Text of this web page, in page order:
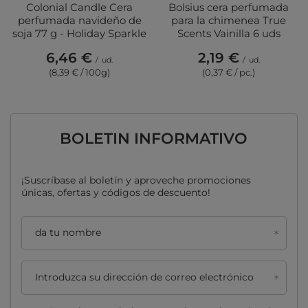
Colonial Candle Cera
perfumada navideño de
soja 77 g - Holiday Sparkle
6,46 € / ud.
(8,39 € / 100g)
Bolsius cera perfumada
para la chimenea True
Scents Vainilla 6 uds
2,19 € / ud.
(0,37 € / pc.)
BOLETIN INFORMATIVO
¡Suscríbase al boletín y aproveche promociones
únicas, ofertas y códigos de descuento!
da tu nombre
Introduzca su dirección de correo electrónico